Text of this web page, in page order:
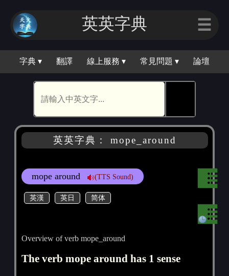
英英字典 ☰
字典 ▾ 翻譯 線上服務 ▾ 常見問題 ▾ 論壇
英英字典： mope_around
mope around (TTS Sound)
英漢 英日 简体
Overview of verb mope_around
The verb mope around has 1 sense